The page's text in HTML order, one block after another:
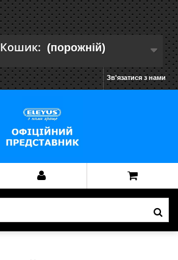
Кошик: (порожній)
Зв'язатися з нами